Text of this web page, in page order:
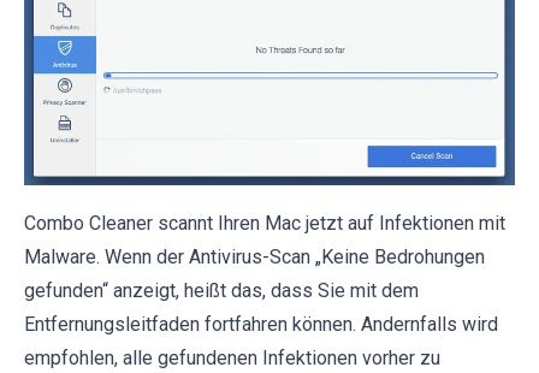
Combo Cleaner scannt Ihren Mac jetzt auf Infektionen mit
Malware. Wenn der Antivirus-Scan „Keine Bedrohungen
gefunden“ anzeigt, heißt das, dass Sie mit dem
Entfernungsleitfaden fortfahren können. Andernfalls wird
empfohlen, alle gefundenen Infektionen vorher zu